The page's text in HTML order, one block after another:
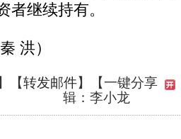
者继续持有。
洪）
【转发邮件】
【一键分享
辑：李小龙